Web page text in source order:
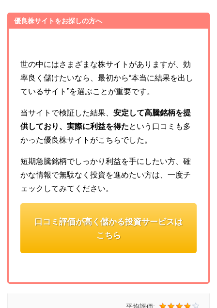
優良株サイトをお探しの方へ
世の中にはさまざまな株サイトがありますが、効
率良く儲けたいなら、最初から“本当に結果を出し
ているサイト”を選ぶことが重要です。
当サイトで検証した結果、 安定して高騰銘柄を提
供しており、実際に利益を得たという口コミも多
かった優良株サイトがこちらでした。
短期急騰銘柄でしっかり利益を手にしたい方、確
かな情報で無駄なく投資を進めたい方は、一度チ
ェックしてみてください。
口コミ評価が高く儲かる投資サービスは
こちら